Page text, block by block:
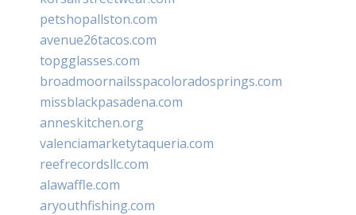
petshopallston.com
avenue26tacos.com
topgglasses.com
broadmoornailsspacoloradosprings.com
missblackpasadena.com
anneskitchen.org
valenciamarketytaqueria.com
reefrecordsllc.com
alawaffle.com
aryouthfishing.com